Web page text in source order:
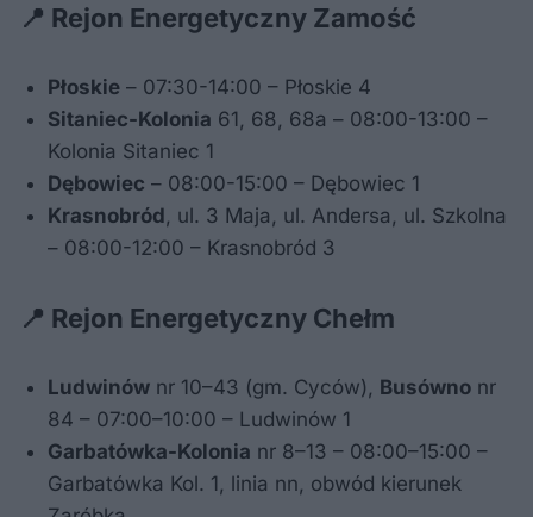
📍 Rejon Energetyczny Zamość
Płoskie – 07:30-14:00 – Płoskie 4
Sitaniec-Kolonia 61, 68, 68a – 08:00-13:00 –
Kolonia Sitaniec 1
Dębowiec – 08:00-15:00 – Dębowiec 1
Krasnobród , ul. 3 Maja, ul. Andersa, ul. Szkolna
– 08:00-12:00 – Krasnobród 3
📍 Rejon Energetyczny Chełm
Ludwinów nr 10–43 (gm. Cyców), Busówno nr
84 – 07:00–10:00 – Ludwinów 1
Garbatówka-Kolonia nr 8–13 – 08:00–15:00 –
Garbatówka Kol. 1, linia nn, obwód kierunek